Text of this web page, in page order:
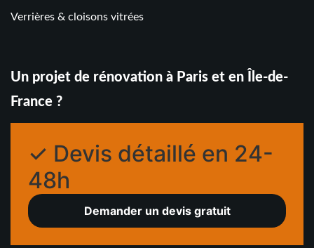
Verrières & cloisons vitrées
Un projet de rénovation à Paris et en Île-de-
France ?
✓ Devis détaillé en 24-
48h
Demander un devis gratuit